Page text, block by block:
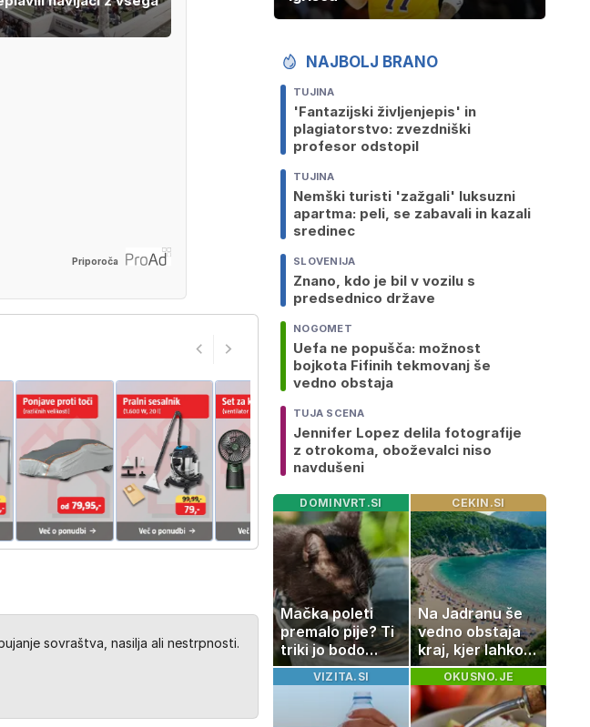
Priporoča
sovraštva, nasilja ali nestrpnosti.
NAJBOLJ BRANO
TUJINA
'Fantazijski življenjepis' in
plagiatorstvo: zvezdniški
profesor odstopil
TUJINA
Nemški turisti 'zažgali' luksuzni
apartma: peli, se zabavali in kazali
sredinec
SLOVENIJA
Znano, kdo je bil v vozilu s
predsednico države
NOGOMET
Uefa ne popušča: možnost
bojkota Fifinih tekmovanj še
vedno obstaja
TUJA SCENA
Jennifer Lopez delila fotografije
z otrokoma, oboževalci niso
navdušeni
DOMINVRT.SI
Mačka poleti
premalo pije? Ti
triki jo bodo
spodbudili, da
zaužije več vode
CEKIN.SI
Na Jadranu še
vedno obstaja
kraj, kjer lahko
dopustujete
poceni:
nastanitev že od
10 evrov, kosilo
VIZITA.SI OKUSNO.JE